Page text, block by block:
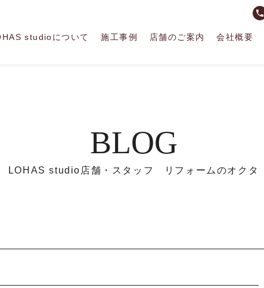
phone
studioについて 施工事例 店舗のご案内 会社概要
BLOG
LOHAS studio店舗・スタッフ リフォームのオクタ